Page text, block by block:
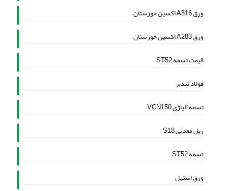
ورق A516 اکسین خوزستان
ورق A283 اکسین خوزستان
قیمت تسمه ST52
فولاد تندبر
تسمه آلیاژی VCN150
ریل معدنی S18
تسمه ST52
ورق استیل